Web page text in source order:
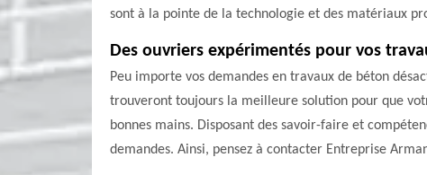
sont à la pointe de la technologie et des matériaux
Des ouvriers expérimentés pour vos
Peu importe vos demandes en travaux de béton
trouveront toujours la meilleure solution pour que
bonnes mains. Disposant des savoir-faire et
demandes. Ainsi, pensez à contacter Entreprise